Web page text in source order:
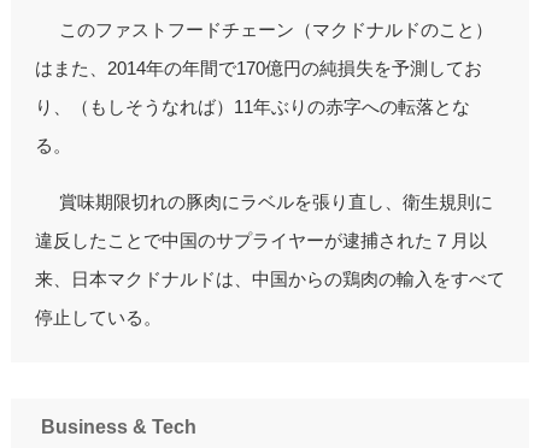
このファストフードチェーン（マクドナルドのこと）
はまた、2014年の年間で170億円の純損失を予測してお
り、（もしそうなれば）11年ぶりの赤字への転落とな
る。
賞味期限切れの豚肉にラベルを張り直し、衛生規則に
違反したことで中国のサプライヤーが逮捕された７月以
来、日本マクドナルドは、中国からの鶏肉の輸入をすべて
停止している。
Business & Tech